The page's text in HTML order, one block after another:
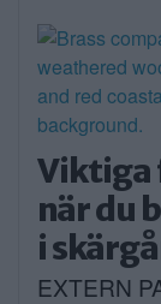
Viktiga
när du
i
EXTERN